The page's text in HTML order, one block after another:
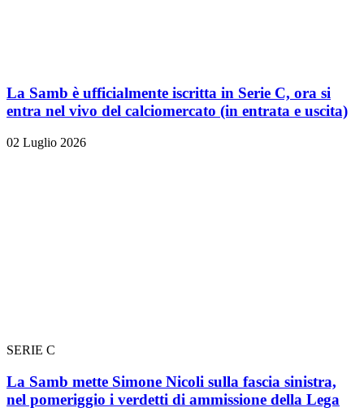
La Samb è ufficialmente iscritta in Serie C, ora si
entra nel vivo del calciomercato (in entrata e uscita)
02 Luglio 2026
SERIE C
La Samb mette Simone Nicoli sulla fascia sinistra,
nel pomeriggio i verdetti di ammissione della Lega